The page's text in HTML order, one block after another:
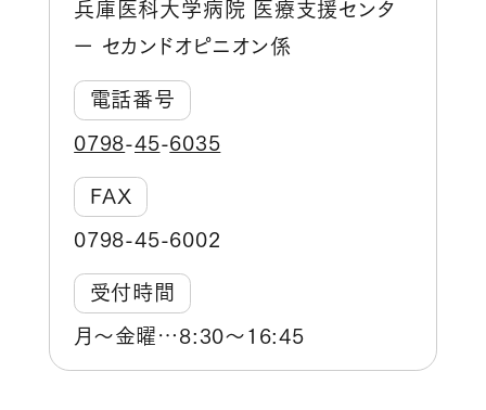
兵庫医科大学病院 医療支援センタ
ー セカンドオピニオン係
電話番号
0798 45 6035
FAX
0798 45 6002
受付時間
月～金曜…8:30～16:45